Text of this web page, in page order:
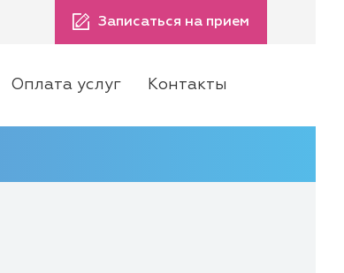
Записаться на прием
Оплата услуг Контакты